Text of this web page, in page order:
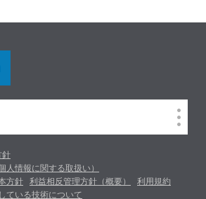
針
人情報に関する取扱い）
方針
利益相反管理方針（概要）
利用規約
ている技術について